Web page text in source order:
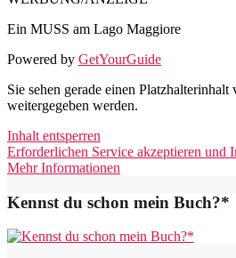
Ein MUSS am Lago Maggiore
Powered by GetYourGuide
Sie sehen gerade einen Platzhalterinhalt
weitergegeben werden.
Inhalt entsperren
Erforderlichen Service akzeptieren und
Mehr Informationen
Kennst du schon mein Buch?*